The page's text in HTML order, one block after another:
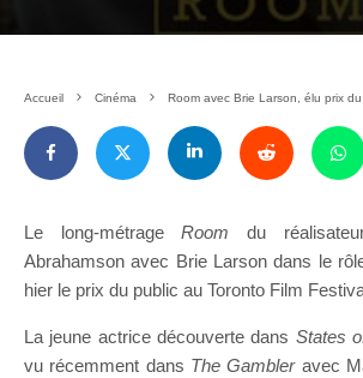
Accueil Cinéma Room avec Brie Larson, élu prix
Le long-métrageRoom du
Abrahamson avec Brie Larson dans le
hier le prix du public au Toronto Film
La jeune actrice découverte dans States
vu récemment dans The Gambleravec